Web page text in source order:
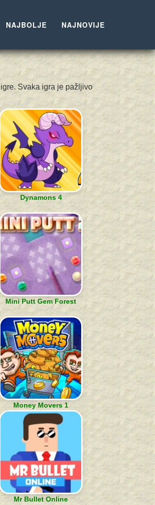
NAJBOLJE NAJNOVIJE
Svaka igra je pažljivo
Dynamons 4
Mini Putt Gem Forest
Money Movers 1
Mr Bullet Online